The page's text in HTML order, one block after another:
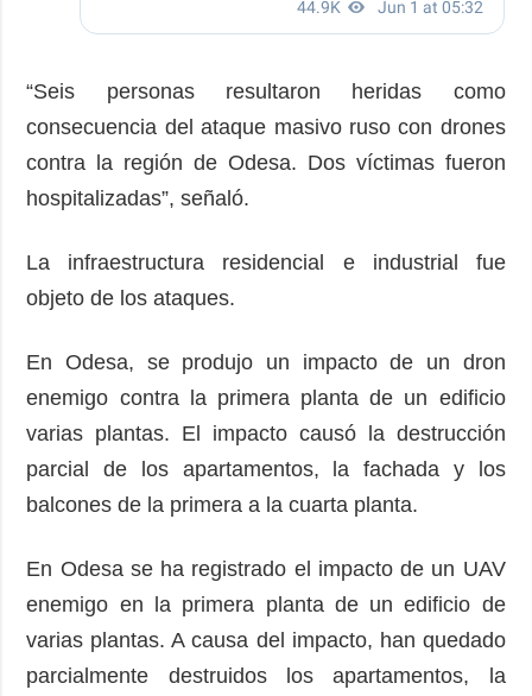
“Seis personas resultaron heridas como
consecuencia del ataque masivo ruso con drones
contra la región de Odesa. Dos víctimas fueron
hospitalizadas”, señaló.
La infraestructura residencial e industrial fue
objeto de los ataques.
En Odesa, se produjo un impacto de un dron
enemigo contra la primera planta de un edificio
varias plantas. El impacto causó la destrucción
parcial de los apartamentos, la fachada y los
balcones de la primera a la cuarta planta.
En Odesa se ha registrado el impacto de un UAV
enemigo en la primera planta de un edificio de
varias plantas. A causa del impacto, han quedado
parcialmente destruidos los apartamentos, la